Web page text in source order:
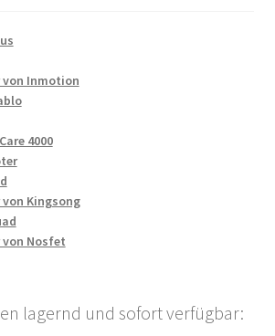
von Inmotion
4000
Kingsong
von Nosfet
lagernd und sofort verfügbar: